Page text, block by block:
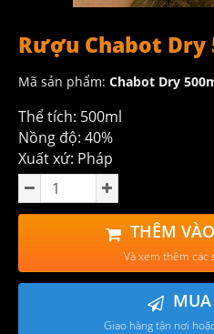
Rượu Chabot Dry
Mã sản phẩm: Chabot Dry
Thể tích: 500ml
Nồng độ: 40%
Xuất xứ: Pháp
THÊM
Và xem thêm các
Giao hàng tận nơi